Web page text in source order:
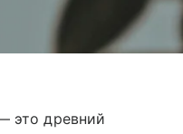
это древний